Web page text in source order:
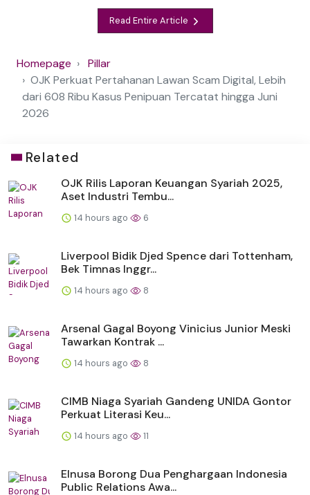
Read Entire Article
Homepage
Pillar
OJK Perkuat Pertahanan Lawan Scam Digital, Lebih
dari 608 Ribu Kasus Penipuan Tercatat hingga Juni
2026
Related
OJK Rilis Laporan Keuangan Syariah 2025,
Aset Industri Tembu...
14 hours ago 6
Liverpool Bidik Djed Spence dari Tottenham,
Bek Timnas Inggr...
14 hours ago 8
Arsenal Gagal Boyong Vinicius Junior Meski
Tawarkan Kontrak ...
14 hours ago 8
CIMB Niaga Syariah Gandeng UNIDA Gontor
Perkuat Literasi Keu...
14 hours ago 11
Elnusa Borong Dua Penghargaan Indonesia
Public Relations Awa...